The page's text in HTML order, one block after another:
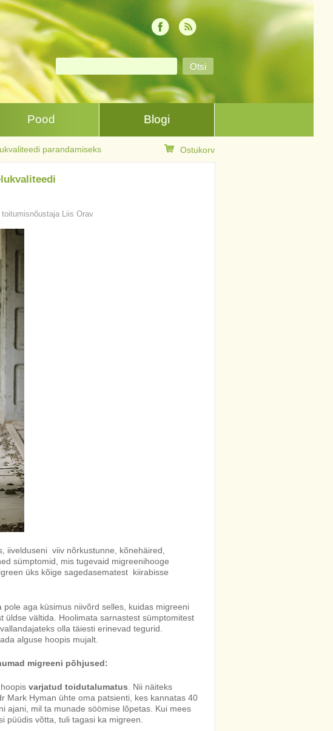
Pood Blogi
parandamiseks Ostukorv
Liis Orav
iivelduseni viiv nõrkustunne, kõnehäired,
sümptomid, mis tugevaid migreenihooge
üks kõige sagedasematest kiirabisse
aga küsimus niivõrd selles, kuidas migreeni
üldse vältida. Hoolimata sarnastest sümptomitest
olla täiesti erinevad tegurid.
alguse hoopis mujalt.
migreeni põhjused:
varjatud toidutalumatus . Nii näiteks
Mark Hyman ühte oma patsienti, kes kannatas 40
ajani, mil ta munade söömise lõpetas. Kui mees
püüdis võtta, tuli tagasi ka migreen.